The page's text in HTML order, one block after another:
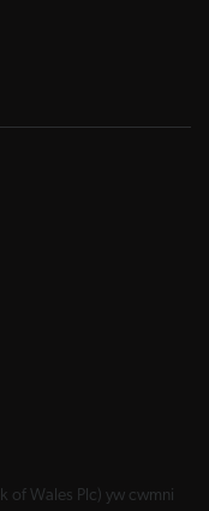
of Wales Plc) yw cwmni